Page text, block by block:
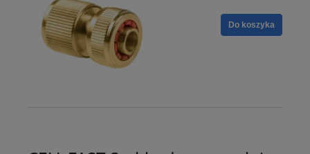
Do koszyka